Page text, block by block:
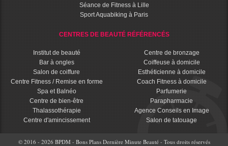
Séance de Fitness à Lille
Sport Aquabiking à Paris
CENTRES DE BEAUTÉ RÉFÉRENCÉS
Institut de beauté
Bar à ongles
Salon de coiffure
Centre Fitness / Remise en forme
Spa et Balnéo
Centre de bien-être
Thalassothérapie
Centre d'amincissement
Centre de bronzage
Coiffeuse à domicile
Esthéticienne à domicile
Coach Fitness à domicile
Parfumerie
Parapharmacie
Agence Conseils en Image
Salon de tatouage
© 2016 - 2026 BPDM - Bons Plans Dernière Minute Beauté - Tous droits réservés